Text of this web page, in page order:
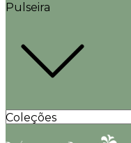
Pulseira
Coleções